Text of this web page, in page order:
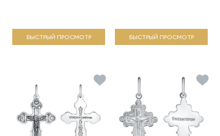
БЫСТРЫЙ ПРОСМОТР БЫСТРЫЙ ПРОСМОТР